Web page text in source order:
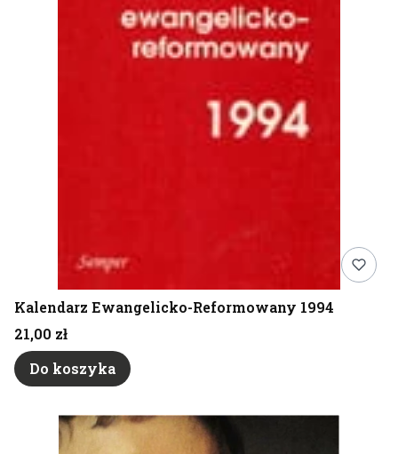
Kalendarz Ewangelicko-Reformowany 1994
Cena
21,00 zł
Do koszyka